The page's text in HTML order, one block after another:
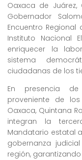
Oaxaca de
Gobernador
Encuentro Regional
Instituto Nacional
enriquecer la
sistema
ciudadanas de los
En presencia
proveniente de
Oaxaca, Quintana
integran la
Mandatario estatal
gobernanza
región,